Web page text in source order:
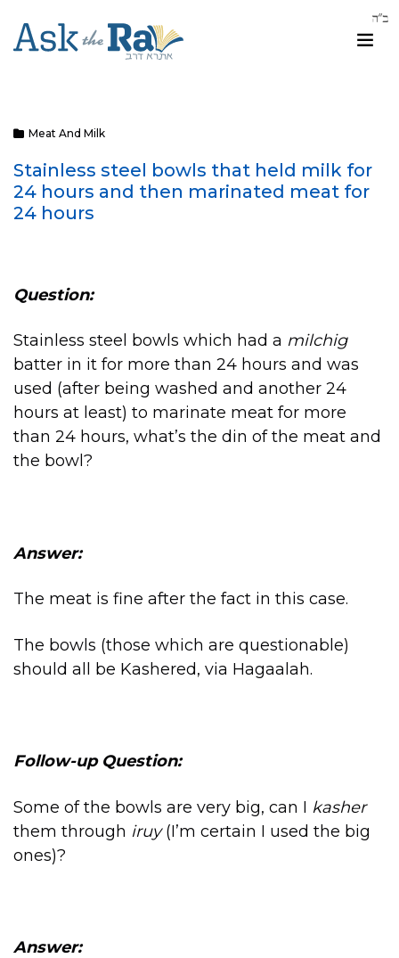
Meat And Milk
Stainless steel bowls that held milk for
24 hours and then marinated meat for
24 hours
Question:
Stainless steel bowls which had a milchig
batter in it for more than 24 hours and was
used (after being washed and another 24
hours at least) to marinate meat for more
than 24 hours, what’s the din of the meat and
the bowl?
Answer:
The meat is fine after the fact in this case.
The bowls (those which are questionable)
should all be Kashered, via Hagaalah.
Follow-up Question:
Some of the bowls are very big, can I kasher
them through iruy(I’m certain I used the big
ones)?
Answer: